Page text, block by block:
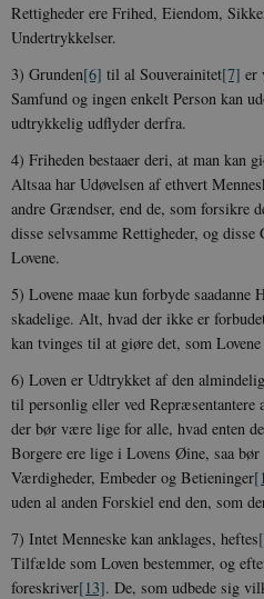
Rettigheder ere Frihed, Eiendom,
Undertrykkelser.
3) Grunden[6] til al Souverainitet[7] er
Samfund og ingen enkelt Person kan
udtrykkelig udflyder derfra.
4) Friheden bestaaer deri, at man kan
Altsaa har Udøvelsen af ethvert
andre Grændser, end de, som forsikre
disse selvsamme Rettigheder, og
Lovene.
5) Lovene maae kun forbyde saadanne
skadelige. Alt, hvad der ikke er
kan tvinges til at giøre det, som
6) Loven er Udtrykket af den
til personlig eller ved Repræsentantere
der bør være lige for alle, hvad enten
Borgere ere lige i Lovens Øine, saa
Værdigheder, Embeder og Betieninger
uden al anden Forskiel end den, som
7) Intet Menneske kan anklages, heftes
Tilfælde som Loven bestemmer, og
foreskriver[13]. De, som udbede sig